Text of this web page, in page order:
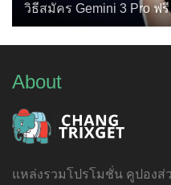
วิธีสมัคร Gemini 3 Pro ฟรี
About
แหล่งรวมโปรโมชั่น คูปองส่